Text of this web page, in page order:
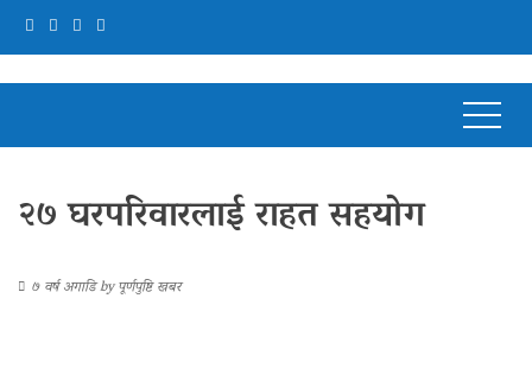
२७ घरपरिवारलाई राहत सहयोग
७ वर्ष अगाडिbyपूर्णपुष्टि खबर